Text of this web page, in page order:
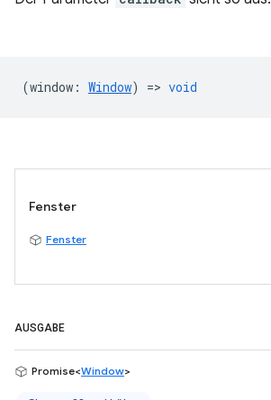
(window : Window) => void
Fenster
Fenster
AUSGABE
Promise<Window>